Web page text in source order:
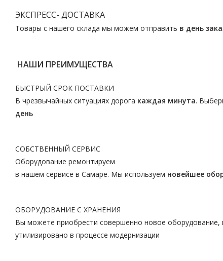
ЭКСПРЕСС- ДОСТАВКА
Товары с нашего склада мы можем отправить в день
НАШИ ПРЕИМУЩЕСТВА
БЫСТРЫЙ СРОК ПОСТАВКИ
В чрезвычайных ситуациях дорога каждая минута.
день
СОБСТВЕННЫЙ СЕРВИС
Оборудование ремонтируем
в нашем сервисе в Самаре. Мы используем новейшее
ОБОРУДОВАНИЕ С ХРАНЕНИЯ
Вы можете приобрести совершенно новое оборудование,
утилизировано в процессе модернизации